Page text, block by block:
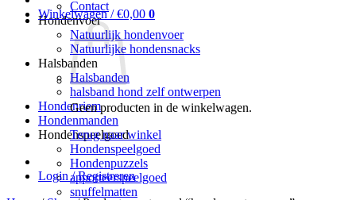
Contact
Hondenvoer
Natuurlijk hondenvoer
Natuurlijke hondensnacks
Halsbanden
Halsbanden
halsband hond zelf ontwerpen
Hondenriem
Hondenmanden
Hondenspeelgoed
Hondenspeelgoed
Hondenpuzzels
apporteerspeelgoed
snuffelmatten
Winkelwagen /€0,00 0
Geen producten in de winkelwagen.
Terug naar winkel
Login / Registreren